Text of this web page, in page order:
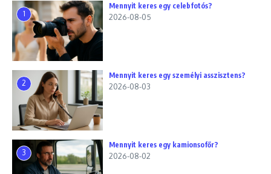
1
Mennyit keres egy celebfotós?
2026-08-05
2
Mennyit keres egy személyi asszisztens?
2026-08-03
3
Mennyit keres egy kamionsofőr?
2026-08-02